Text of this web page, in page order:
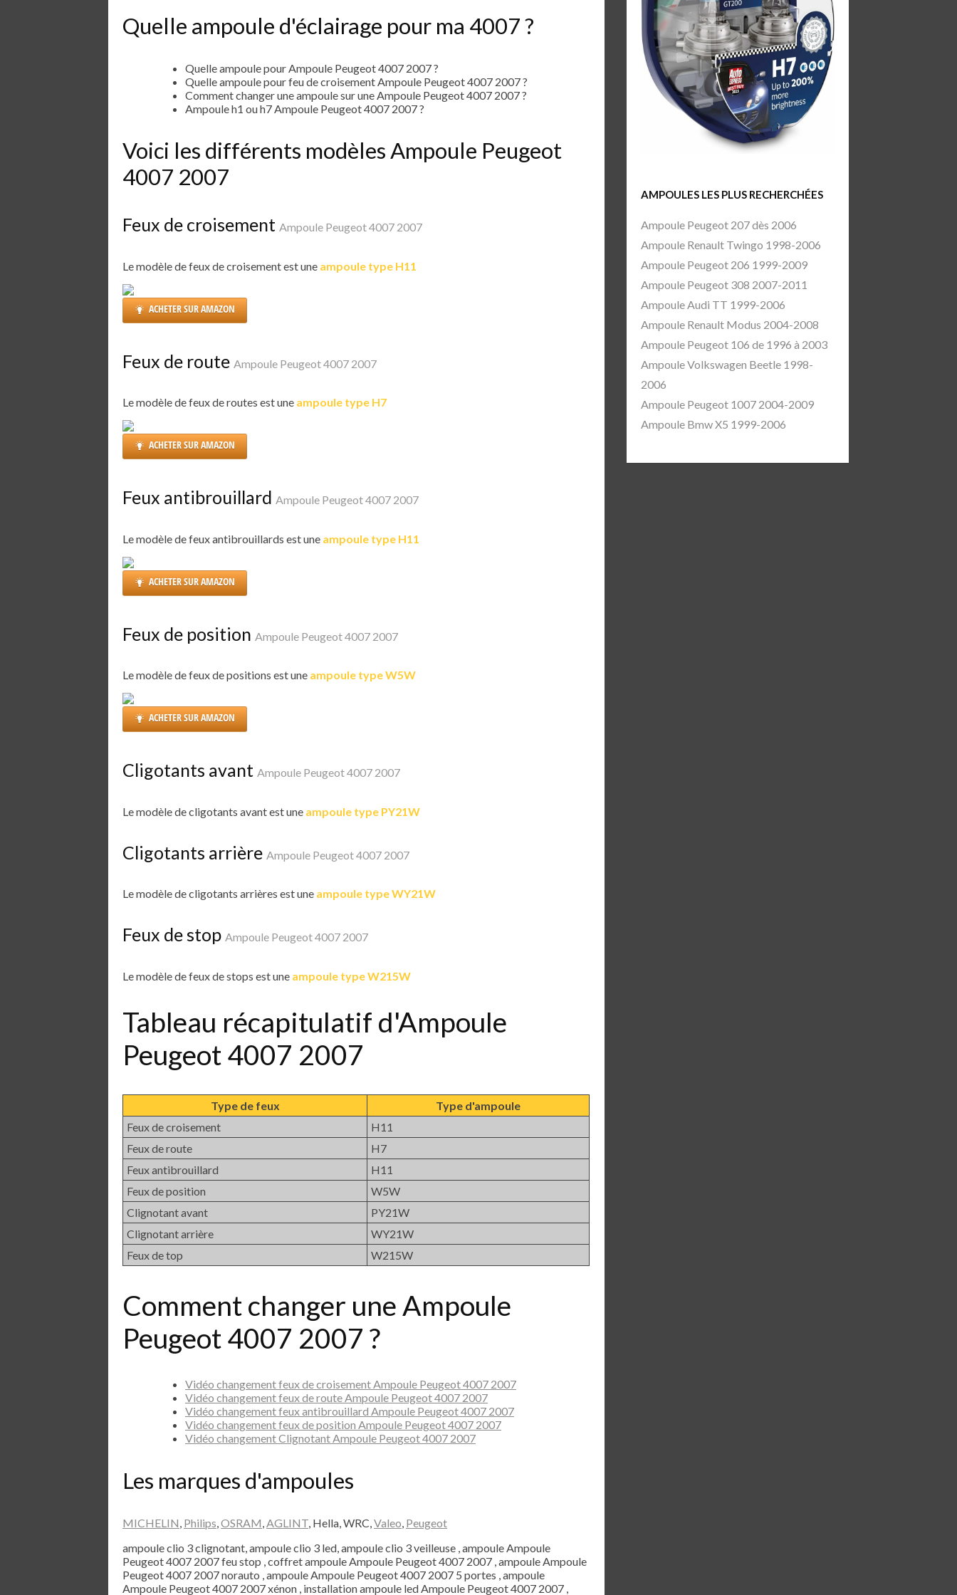
Quelle ampoule d'éclairage pour ma 4007 ?
Quelle ampoule pour Ampoule Peugeot 4007 2007 ?
Quelle ampoule pour feu de croisement Ampoule Peugeot 4007 2007 ?
Comment changer une ampoule sur une Ampoule Peugeot 4007 2007 ?
Ampoule h1 ou h7 Ampoule Peugeot 4007 2007 ?
Voici les différents modèles Ampoule Peugeot
4007 2007
Feux de croisement Ampoule Peugeot 4007 2007
Le modèle de feux de croisement est une ampoule type H11
ACHETER SUR AMAZON
Feux de route Ampoule Peugeot 4007 2007
Le modèle de feux de routes est une ampoule type H7
ACHETER SUR AMAZON
Feux antibrouillard Ampoule Peugeot 4007 2007
Le modèle de feux antibrouillards est une ampoule type H11
ACHETER SUR AMAZON
Feux de position Ampoule Peugeot 4007 2007
Le modèle de feux de positions est une ampoule type W5W
ACHETER SUR AMAZON
Cligotants avant Ampoule Peugeot 4007 2007
Le modèle de cligotants avant est une ampoule type PY21W
Cligotants arrière Ampoule Peugeot 4007 2007
Le modèle de cligotants arrières est une ampoule type WY21W
Feux de stop Ampoule Peugeot 4007 2007
Le modèle de feux de stops est une ampoule type W215W
Tableau récapitulatif d'Ampoule
Peugeot 4007 2007
Type de feux
Type d'ampoule
Feux de croisement
H11
Feux de route
H7
Feux antibrouillard
H11
Feux de position
W5W
Clignotant avant
PY21W
Clignotant arrière
WY21W
Feux de top
W215W
Comment changer une Ampoule
Peugeot 4007 2007 ?
Vidéo changement feux de croisement Ampoule Peugeot 4007 2007
Vidéo changement feux de route Ampoule Peugeot 4007 2007
Vidéo changement feux antibrouillard Ampoule Peugeot 4007 2007
Vidéo changement feux de position Ampoule Peugeot 4007 2007
Vidéo changement Clignotant Ampoule Peugeot 4007 2007
Les marques d'ampoules
MICHELIN, Philips,OSRAM,AGLINT, Hella, WRC,Valeo, Peugeot
ampoule clio 3 clignotant, ampoule clio 3 led, ampoule clio 3 veilleuse , ampoule Ampoule
Peugeot 4007 2007 feu stop , coffret ampoule Ampoule Peugeot 4007 2007 , ampoule Ampoule
Peugeot 4007 2007 norauto , ampoule Ampoule Peugeot 4007 2007 5 portes , ampoule
Ampoule Peugeot 4007 2007 xénon , installation ampoule led Ampoule Peugeot 4007 2007 ,
AMPOULES LES PLUS RECHERCHÉES
Ampoule Peugeot 207 dès 2006
Ampoule Renault Twingo 1998-2006
Ampoule Peugeot 206 1999-2009
Ampoule Peugeot 308 2007-2011
Ampoule Audi TT 1999-2006
Ampoule Renault Modus 2004-2008
Ampoule Peugeot 106 de 1996 à 2003
Ampoule Volkswagen Beetle 1998-
2006
Ampoule Peugeot 1007 2004-2009
Ampoule Bmw X5 1999-2006